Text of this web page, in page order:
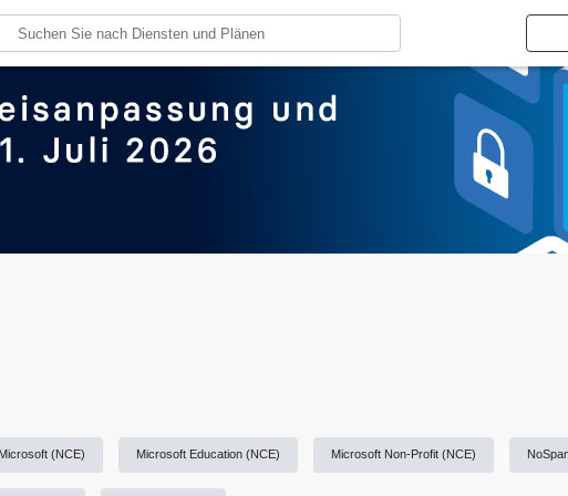
Microsoft (NCE) Microsoft Education (NCE) Microsoft Non-Profit (NCE)